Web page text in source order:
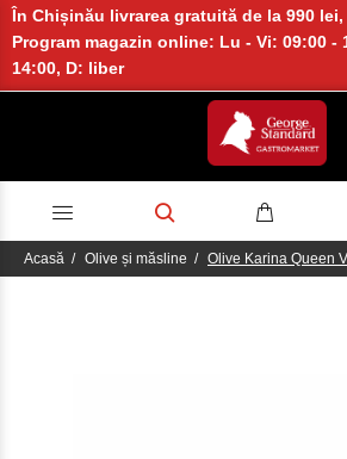
În Chișinău livrarea gratuită de la 990
Program magazin online: Lu - Vi: 09:00 -
14:00, D: liber
Acasă Olive și măsline Olive Karina Queen